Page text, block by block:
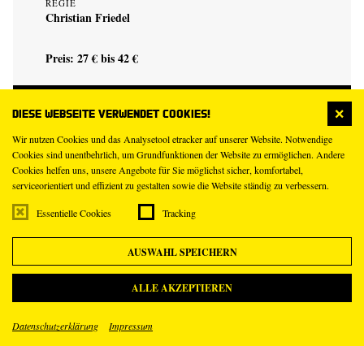
Diese Webseite verwendet Cookies!
Wir nutzen Cookies und das Analysetool etracker auf unserer Website. Notwendige
Cookies sind unentbehrlich, um Grundfunktionen der Website zu ermöglichen. Andere
Cookies helfen uns, unsere Angebote für Sie möglichst sicher, komfortabel,
serviceorientiert und effizient zu gestalten sowie die Website ständig zu verbessern.
Essentielle Cookies Tracking
AUSWAHL SPEICHERN
ALLE AKZEPTIEREN
Datenschutzerklärung Impressum
REGIE
Christian Friedel
Preis: 27 € bis 42 €
15 Di
Kleines Haus Mitte
Infotreffen zu „Schichtwechsel“